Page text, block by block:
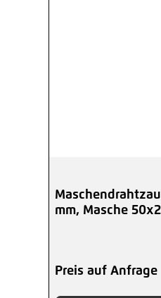
mm, Masche
Preis auf Anfrage